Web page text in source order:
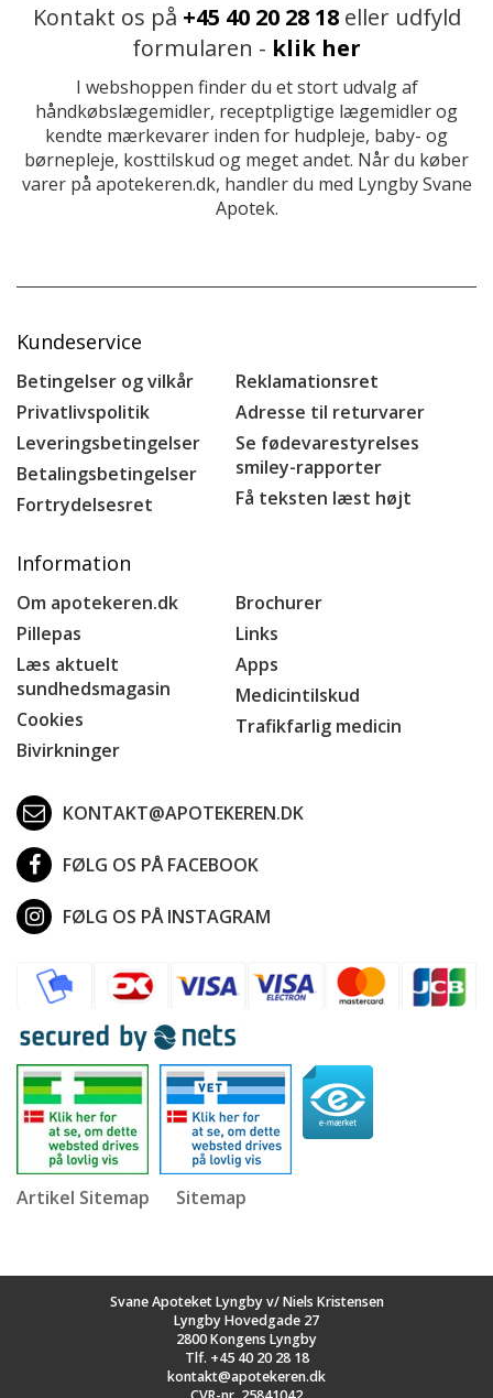
Kontakt os på +45 40 20 28 18eller udfyld
formularen - klik her
I webshoppen finder du et stort udvalg af
håndkøbslægemidler, receptpligtige lægemidler og
kendte mærkevarer inden for hudpleje, baby- og
børnepleje, kosttilskud og meget andet. Når du køber
varer på apotekeren.dk, handler du med Lyngby Svane
Apotek.
Kundeservice
Betingelser og vilkår
Privatlivspolitik
Leveringsbetingelser
Betalingsbetingelser
Fortrydelsesret
Reklamationsret
Adresse til returvarer
Se fødevarestyrelses
smiley-rapporter
Få teksten læst højt
Information
Om apotekeren.dk
Pillepas
Læs aktuelt
sundhedsmagasin
Cookies
Bivirkninger
Brochurer
Links
Apps
Medicintilskud
Trafikfarlig medicin
KONTAKT@APOTEKEREN.DK
FØLG OS PÅ FACEBOOK
FØLG OS PÅ INSTAGRAM
Artikel Sitemap Sitemap
Svane Apoteket Lyngby v/ Niels Kristensen
Lyngby Hovedgade 27
2800 Kongens Lyngby
Tlf. +45 40 20 28 18
kontakt@apotekeren.dk